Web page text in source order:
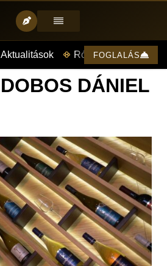
Aktualitások Rólunk mondták
FOGLALÁS
DOBOS DÁNIEL